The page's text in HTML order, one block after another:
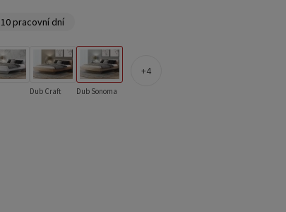
10 pracovní dní
Dub Craft Dub Sonoma
4